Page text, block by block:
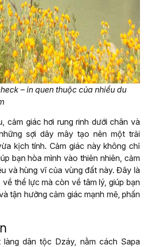
– in quen thuộc của nhiều du
cảm giác hơi rung rinh dưới chân và
sợi dây mây tạo nên một trải
kịch tính. Cảm giác này không chỉ
bạn hòa mình vào thiên nhiên, cảm
và hùng vĩ của vùng đất này. Đây là
thể lực mà còn về tâm lý, giúp bạn
tận hưởng cảm giác mạnh mẽ, phấn
dân tộc Dzáy, nằm cách Sapa